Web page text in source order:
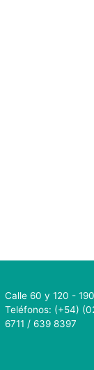
Calle 60 y 120 -
Teléfonos: (+54)
6711 / 639 8397